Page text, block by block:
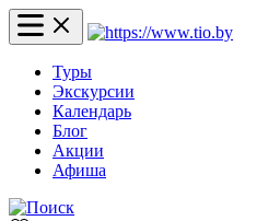
Туры
Экскурсии
Календарь
Блог
Акции
Афиша